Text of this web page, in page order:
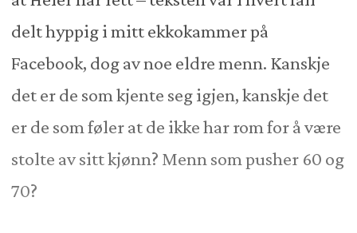
delt hyppig i mitt ekkokammer på
Facebook, dog av noe eldre menn. Kanskje
det er de som kjente seg igjen, kanskje det
er de som føler at de ikke har rom for å være
stolte av sitt kjønn? Menn som pusher 60 og
70?